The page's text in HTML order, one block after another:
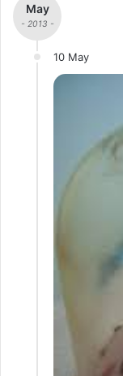
May
- 2013 -
10 May